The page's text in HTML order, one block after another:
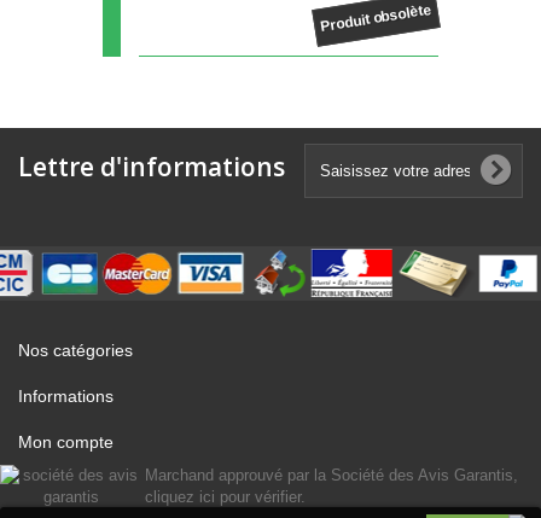
Produit obsolète
Lettre d'informations
Nos catégories
Informations
Mon compte
Marchand approuvé par la Société des Avis Garantis,
cliquez ici pour vérifier.